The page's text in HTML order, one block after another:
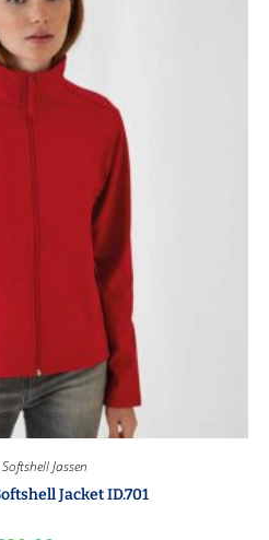
Jassen
Jacket ID.701